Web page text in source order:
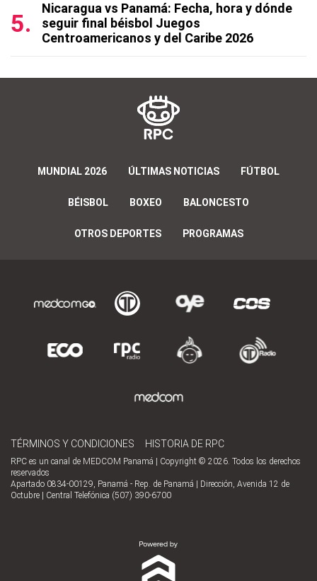
Nicaragua vs Panamá: Fecha, hora y dónde
seguir final béisbol Juegos
Centroamericanos y del Caribe 2026
MUNDIAL 2026 ÚLTIMAS NOTICIAS FÚTBOL
BÉISBOL BOXEO BALONCESTO
OTROS DEPORTES PROGRAMAS
TÉRMINOS Y CONDICIONES HISTORIA DE RPC
RPC es un canal de MEDCOM Panamá | Copyright © 2026. Todos los derechos
reservados
Apartado 0834-00129, Panamá - Rep. de Panamá | Dirección, Avenida 12 de
Octubre | Central Telefónica (507) 390-6700